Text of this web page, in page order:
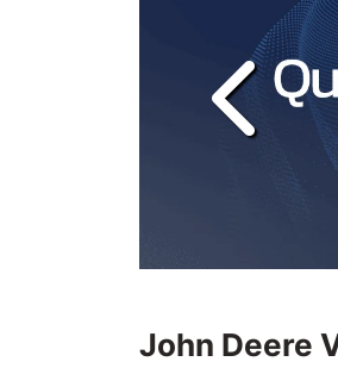
John Deere